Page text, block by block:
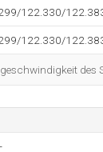
122.330/
122.330/
des